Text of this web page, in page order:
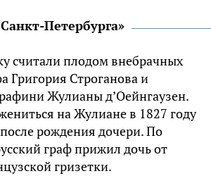
Петербурга»
считали плодом внебрачных
Григория Строганова и
Жулианы д’Оейнгаузен.
на Жулиане в 1827 году
после рождения дочери. По
граф прижил дочь от
гризетки.